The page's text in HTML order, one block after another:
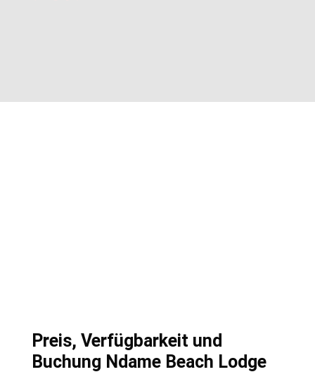
Preis, Verfügbarkeit und
Buchung Ndame Beach Lodge